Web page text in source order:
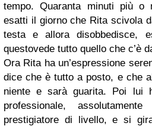
tempo. Quaranta minuti più o
esatti il giorno che Rita scivola
testa e allora disobbedisce,
questovede tutto quello che c’è
Ora Rita ha un’espressione
dice che è tutto a posto, e che
niente e sarà guarita. Poi lui
professionale,
prestigiatore di livello, e si